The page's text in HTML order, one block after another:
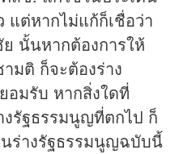
แต่หากไม่แก้ก็เชื่อว่า
นั้นหากต้องการให้
มติ ก็จะต้องร่าง
มรับ หากสิ่งใดที่
รัฐธรรมนูญที่ตกไป ก็
ร่างรัฐธรรมนูญฉบับนี้